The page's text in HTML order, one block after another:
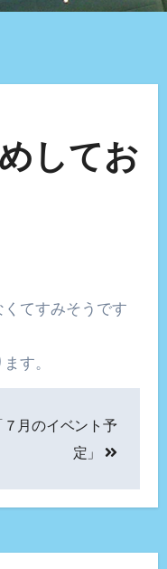
してお
す。
７月のイベント予
定」